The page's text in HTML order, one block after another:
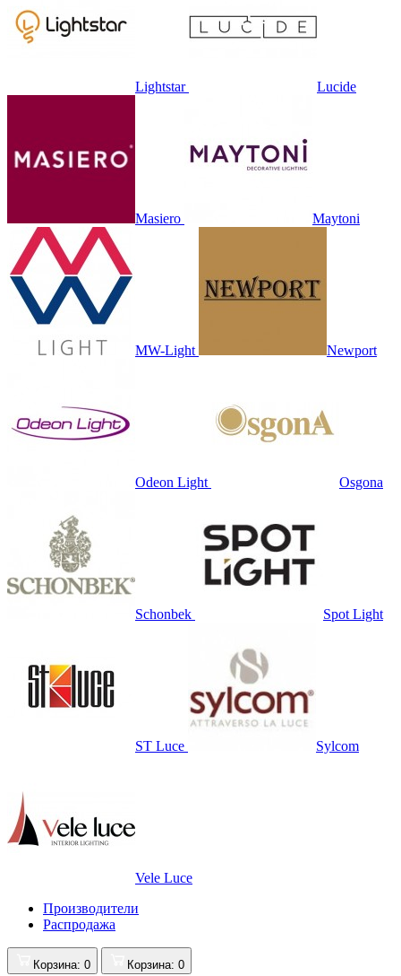
Lightstar Lucide
Masiero Maytoni
MW-Light Newport
Odeon Light Osgona
Schonbek Spot Light
ST Luce Sylcom
Vele Luce
Производители
Распродажа
Корзина: 0 Корзина: 0